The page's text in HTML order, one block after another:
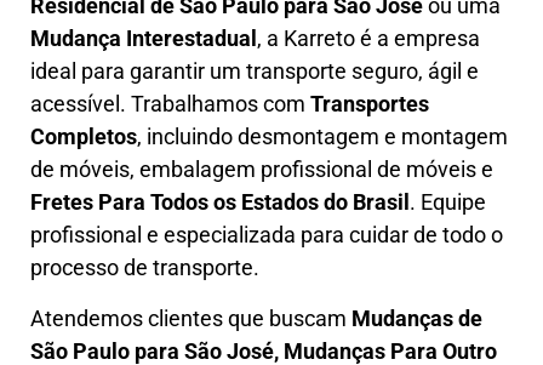
Residencial de São Paulo para São Joséou uma
Mudança Interestadual , a Karretoé a empresa
ideal para garantir um transporte seguro, ágil e
acessível. Trabalhamos com Transportes
Completos, incluindodesmontagem e montagem
de móveis, embalagem profissional de móveis e
Fretes Para Todos os Estados do Brasil . Equipe
profissional e especializada para cuidar de todo o
processo de transporte.
Atendemos clientes que buscam Mudançasde
São Paulo para São José, Mudanças Para Outro